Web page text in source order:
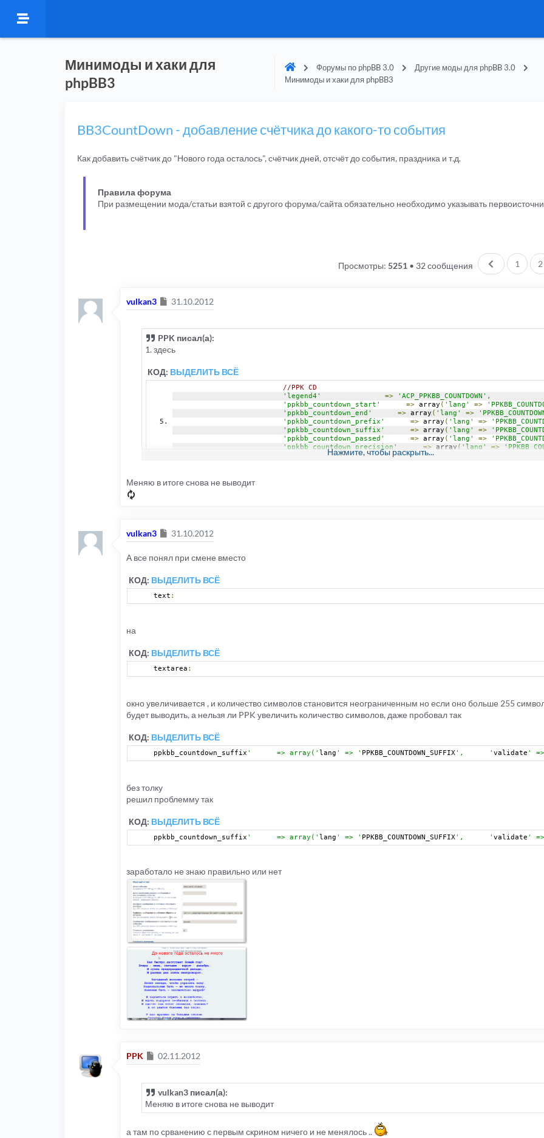
Минимоды и хаки для
phpBB3
Форумы по phpBB 3.0
Другие моды для phpBB 3.0
Минимоды и хаки для phpBB3
BB3CountDown - добавление счётчика до какого-то события
Как добавить счётчик до "Нового года осталось", счётчик дней, отсчёт до события, праздника и т.д.
Правила форума
При размещении мода/статьи взятой с другого форума/сайта обязательно необходимо указывать
32 сообщения Пред.1 2
Просмотры: 5251 •
vulkan3 Сообщение
31.10.2012
PPK писал(а):
1. здесь
КОД: ВЫДЕЛИТЬ ВСЁ
//PPK CD
'legend4'
=> 'ACP_PPKBB_COUNTDOWN' ,
'ppkbb_countdown_start'
=> array ( 'lang' =>
'ppkbb_countdown_end'
=> array ( 'lang' =>
'ppkbb_countdown_prefix'
=> array ( 'lang' =>
'ppkbb_countdown_suffix'
=> array ( 'lang' =>
'ppkbb_countdown_passed'
=> array ( 'lang' =>
'ppkbb_countdown_precision'
=> array ( 'lang' =>
нужно поставить
КОД:ВЫДЕЛИТЬ ВСЁ
Нажмите, чтобы раскрыть...
Меняю в итоге снова не выводит
vulkan3 Сообщение
31.10.2012
А все понял при смене вместо
КОД: ВЫДЕЛИТЬ ВСЁ
text :
на
КОД: ВЫДЕЛИТЬ ВСЁ
textarea :
окно увеличивается , и количество символов становится неограниченным но если оно больше 255
будет выводить, а нельзя ли PPK увеличить количество символов, даже пробовал так
КОД: ВЫДЕЛИТЬ ВСЁ
ppkbb_countdown_suffix '      => array(' lang ' => ' PPKBB_COUNTDOWN_SUFFIX',      ' validate '
без толку
решил проблемму так
КОД: ВЫДЕЛИТЬ ВСЁ
ppkbb_countdown_suffix '      => array(' lang ' => ' PPKBB_COUNTDOWN_SUFFIX',      ' validate '
заработало не знаю правильно или нет
PPK Сообщение
02.11.2012
vulkan3 писал(а):
Меняю в итоге снова не выводит
а там по срванению с первым скрином ничего и не менялось ..